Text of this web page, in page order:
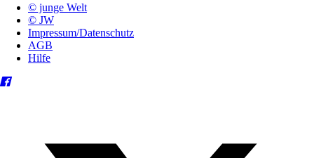
© junge Welt
© JW
Impressum/Datenschutz
AGB
Hilfe